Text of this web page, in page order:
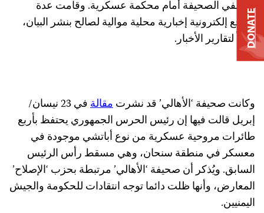
موظفي الصحيفة أمام محكمة عسكرية. وقامت عدة
مواقع إلكترونية إخبارية محلية موالية لصالح بنشر البيان،
وفقاً لتقارير الأخبار.
وكانت صحيفة ‘الأهالي’ قد نشرتمقالة
في 23 نيسان/
إبريل قالت فيها إن رئيس الحرس الجمهوري يحتفظ بأربع
طائرات مروحية عسكرية من نوع أباتشي موجودة في
معسكر في منطقة سنحان، وهي مسقط رأس الرئيس
السابق. ويُذكر أن صحيفة ‘الأهالي’ مرتبطة بحزب ‘الإصلاح’
المعارض، وأنها ظلت دائما توجه انتقادات للحكومة والجيش
اليمنيين.
DONATE